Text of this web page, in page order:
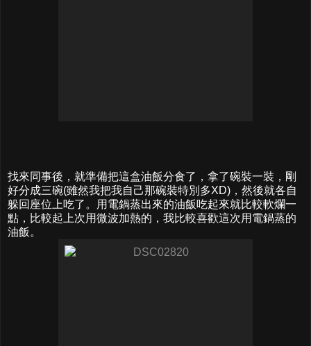
找來同事後，就準備把這盒油飯分食了，拿了碗裝一裝，剛
好分成三碗(雖然我把我自己那碗裝特別多XD)，然後就各自
躲回座位上吃了。用電鍋蒸出來的油飯吃起來就比較軟爛一
點，比較起上次用微波加熱的，我比較喜歡這次用電鍋蒸的
油飯。